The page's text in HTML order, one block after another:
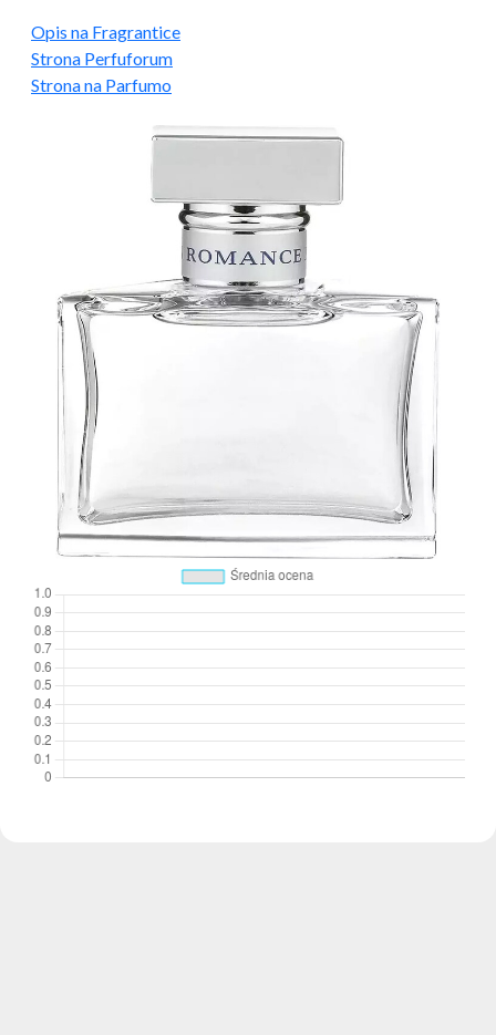
Opis na Fragrantice
Strona Perfuforum
Strona na Parfumo